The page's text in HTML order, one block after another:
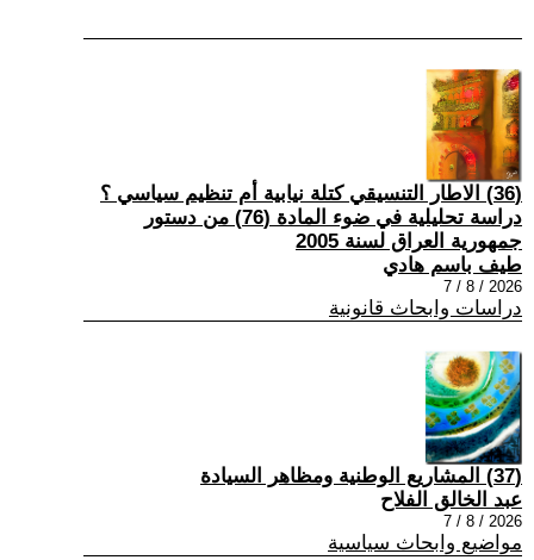
(36) الاطار التنسيقي كتلة نيابية أم تنظيم سياسي ؟
دراسة تحليلية في ضوء المادة (76) من دستور
جمهورية العراق لسنة 2005
طيف باسم هادي
2026 / 8 / 7
دراسات وابحاث قانونية
(37) المشاريع الوطنية ومظاهر السيادة
عبد الخالق الفلاح
2026 / 8 / 7
مواضيع وابحاث سياسية